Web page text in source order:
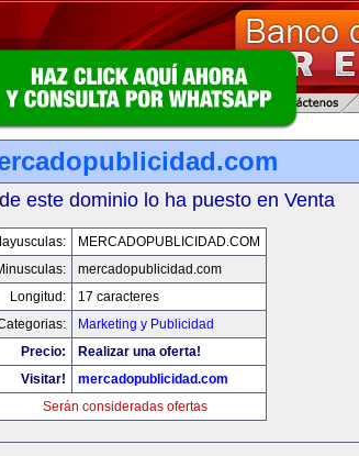
este dominio lo ha puesto en Venta
MERCADOPUBLICIDAD.COM
mercadopublicidad.com
Longitud:
17 caracteres
Marketing y Publicidad
Precio:
Realizar una oferta!
Visitar!
mercadopublicidad.com
Serán consideradas ofertas